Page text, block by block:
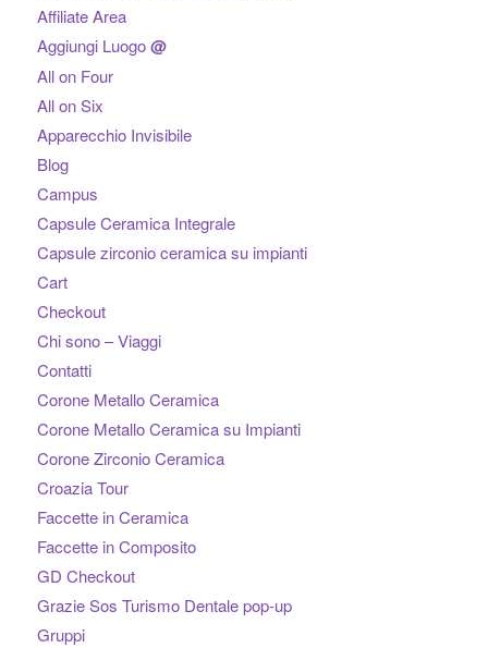
Affiliate Area
Aggiungi Luogo@
All on Four
All on Six
Apparecchio Invisibile
Blog
Campus
Capsule Ceramica Integrale
Capsule zirconio ceramica su impianti
Cart
Checkout
Chi sono – Viaggi
Contatti
Corone Metallo Ceramica
Corone Metallo Ceramica su Impianti
Corone Zirconio Ceramica
Croazia Tour
Faccette in Ceramica
Faccette in Composito
GD Checkout
Grazie Sos Turismo Dentale pop-up
Gruppi